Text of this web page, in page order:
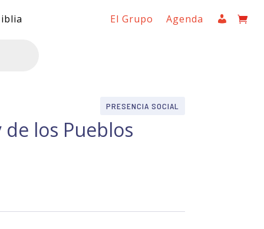
El Grupo Agenda
PRESENCIA SOCIAL
los Pueblos